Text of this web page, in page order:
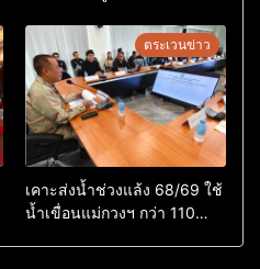
ตระเวนข่าว
เคาะส่งน้ำช่วงแล้ง 68/69 ใช้
น้ำเขื่อนแม่กวงฯ กว่า 110